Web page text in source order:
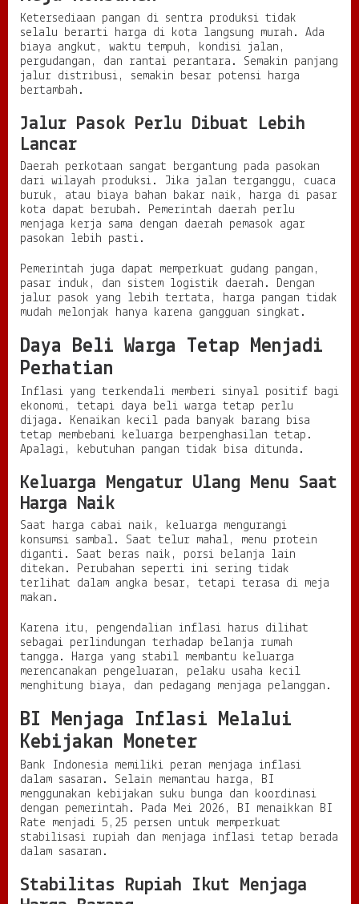
Ketersediaan pangan di sentra produksi tidak
selalu berarti harga di kota langsung murah. Ada
biaya angkut, waktu tempuh, kondisi jalan,
pergudangan, dan rantai perantara. Semakin panjang
jalur distribusi, semakin besar potensi harga
bertambah.
Jalur Pasok Perlu Dibuat Lebih
Lancar
Daerah perkotaan sangat bergantung pada pasokan
dari wilayah produksi. Jika jalan terganggu, cuaca
buruk, atau biaya bahan bakar naik, harga di pasar
kota dapat berubah. Pemerintah daerah perlu
menjaga kerja sama dengan daerah pemasok agar
pasokan lebih pasti.
Pemerintah juga dapat memperkuat gudang pangan,
pasar induk, dan sistem logistik daerah. Dengan
jalur pasok yang lebih tertata, harga pangan tidak
mudah melonjak hanya karena gangguan singkat.
Daya Beli Warga Tetap Menjadi
Perhatian
Inflasi yang terkendali memberi sinyal positif bagi
ekonomi, tetapi daya beli warga tetap perlu
dijaga. Kenaikan kecil pada banyak barang bisa
tetap membebani keluarga berpenghasilan tetap.
Apalagi, kebutuhan pangan tidak bisa ditunda.
Keluarga Mengatur Ulang Menu Saat
Harga Naik
Saat harga cabai naik, keluarga mengurangi
konsumsi sambal. Saat telur mahal, menu protein
diganti. Saat beras naik, porsi belanja lain
ditekan. Perubahan seperti ini sering tidak
terlihat dalam angka besar, tetapi terasa di meja
makan.
Karena itu, pengendalian inflasi harus dilihat
sebagai perlindungan terhadap belanja rumah
tangga. Harga yang stabil membantu keluarga
merencanakan pengeluaran, pelaku usaha kecil
menghitung biaya, dan pedagang menjaga pelanggan.
BI Menjaga Inflasi Melalui
Kebijakan Moneter
Bank Indonesia memiliki peran menjaga inflasi
dalam sasaran. Selain memantau harga, BI
menggunakan kebijakan suku bunga dan koordinasi
dengan pemerintah. Pada Mei 2026, BI menaikkan BI
Rate menjadi 5,25 persen untuk memperkuat
stabilisasi rupiah dan menjaga inflasi tetap berada
dalam sasaran.
Stabilitas Rupiah Ikut Menjaga